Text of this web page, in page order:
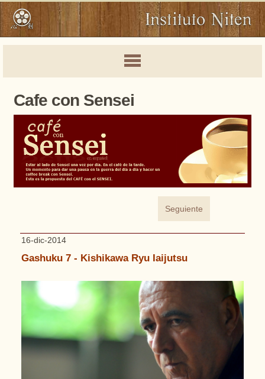
Cafe con Sensei
Seguiente
16-dic-2014
Gashuku 7 - Kishikawa Ryu Iaijutsu